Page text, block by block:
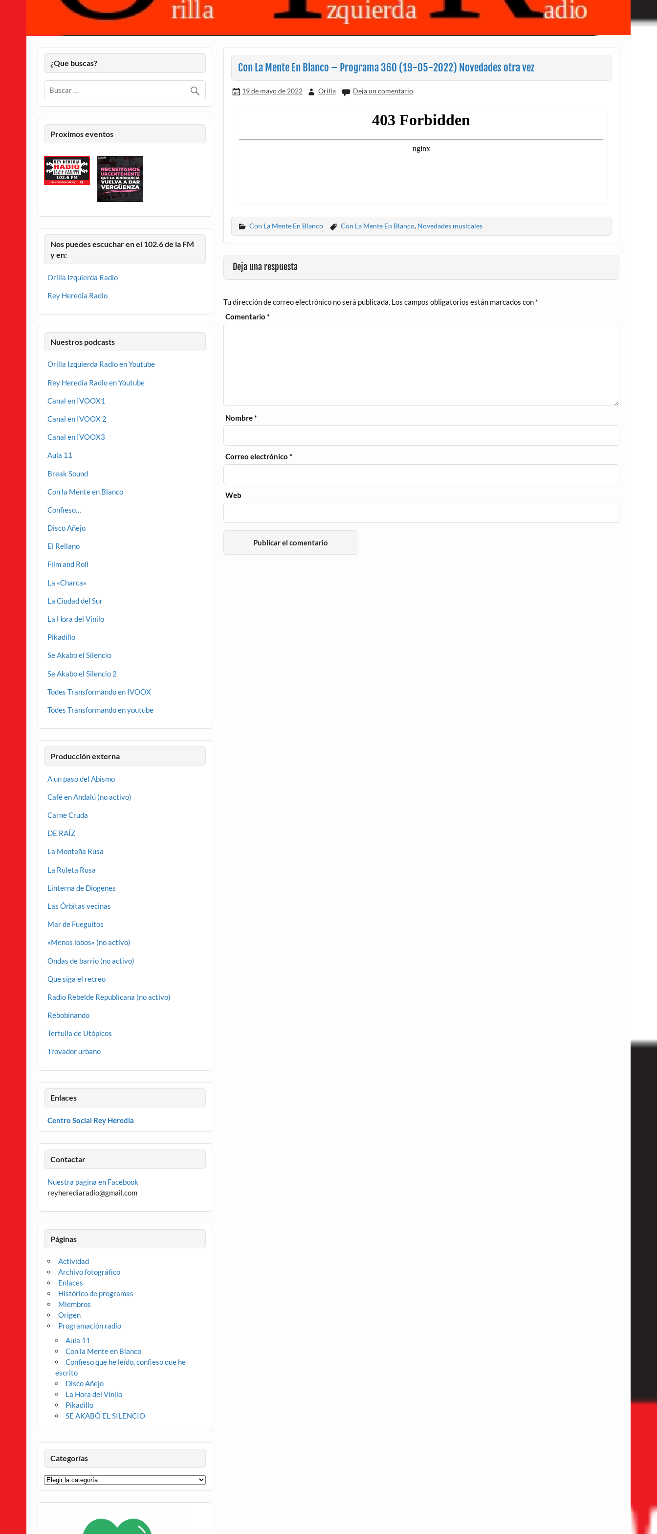
Con La Mente En Blanco – Programa 360 (19-05-2022) Novedades otra vez
19 de mayo de 2022 Orilla Deja un comentario
Con La Mente En Blanco Con La Mente En Blanco, Novedades musicales
Deja una respuesta
Tu dirección de correo electrónico no será publicada. Los campos obligatorios están marcados con *
Comentario*
Nombre*
Correo electrónico*
Web
¿Que buscas?
Proximos eventos
Nos puedes escuchar en el 102.6 de la FM
y en:
Orilla Izquierda Radio
Rey Heredia Radio
Nuestros podcasts
Orilla Izquierda Radio en Youtube
Rey Heredia Radio en Youtube
Canal en IVOOX1
Canal en IVOOX 2
Canal en IVOOX3
Aula 11
Break Sound
Con la Mente en Blanco
Confieso…
Disco Añejo
El Rellano
Film and Roll
La «Charca»
La Ciudad del Sur
La Hora del Vinilo
Pikadillo
Se Akabo el Silencio
Se Akabo el Silencio 2
Todes Transformando en IVOOX
Todes Transformando en youtube
Producción externa
A un paso del Abismo
Café en Andalú (no activo)
Carne Cruda
DE RAÍZ
La Montaña Rusa
La Ruleta Rusa
Linterna de Diogenes
Las Órbitas vecinas
Mar de Fueguitos
«Menos lobos» (no activo)
Ondas de barrio (no activo)
Que siga el recreo
Radio Rebelde Republicana (no activo)
Rebobinando
Tertulia de Utópicos
Trovador urbano
Enlaces
Centro Social Rey Heredia
Contactar
Nuestra pagina en Facebook
reyherediaradio@gmail.com
Páginas
Actividad
Archivo fotográfico
Enlaces
Histórico de programas
Miembros
Origen
Programación radio
Aula 11
Con la Mente en Blanco
Confieso que he leído, confieso que he
escrito
Disco Añejo
La Hora del Vinilo
Pikadillo
SE AKABÓ EL SILENCIO
Categorías
Categorías